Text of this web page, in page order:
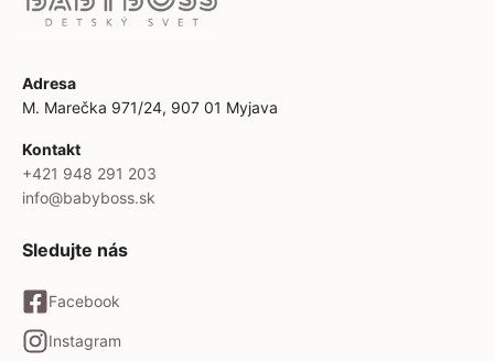
Adresa
M. Marečka 971/24, 907 01 Myjava
Kontakt
+421 948 291 203
info@babyboss.sk
Sledujte nás
Facebook
Instagram